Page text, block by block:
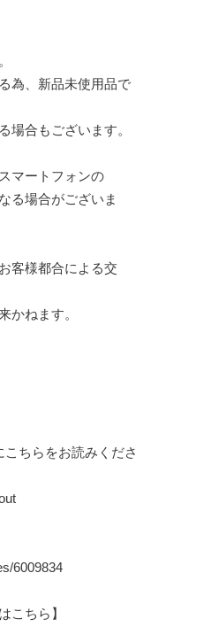
為、新品未使用品で
合もございます。
マートフォンの
る場合がございま
客様都合による交
かねます。
こちらをお読みくださ
6009834
こちら】